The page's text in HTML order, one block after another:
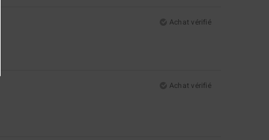
Achat vérifié
Achat vérifié